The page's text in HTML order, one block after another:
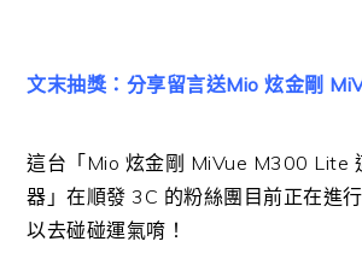
文末抽獎：分享留言送Mio 炫金剛
這台「Mio 炫金剛 MiVue M300 Lite
器」在順發 3C 的粉絲團目前正在進
以去碰碰運氣唷！